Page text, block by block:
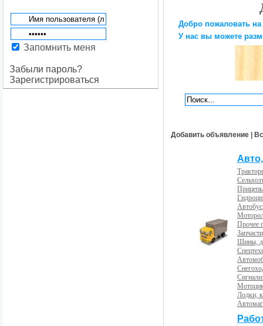
Запомнить меня
Забыли пароль?
Зарегистрироваться
Добро пожаловать
У нас вы можете
Добавить объявление |
Прочее
Шины,
Лодки,